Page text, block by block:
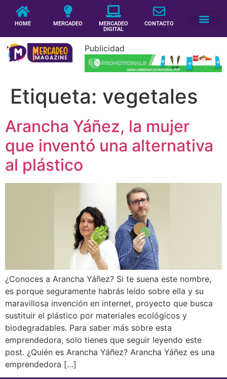
HOME MERCADEO
MERCADEO
DIGITAL
CONTACTO
Publicidad
Etiqueta: vegetales
Arancha Yáñez, la mujer
que inventó una alternativa
al plástico
¿Conoces a Arancha Yáñez? Si te suena este nombre,
es porque seguramente habrás leído sobre ella y su
maravillosa invención en internet, proyecto que busca
sustituir el plástico por materiales ecológicos y
biodegradables. Para saber más sobre esta
emprendedora, solo tienes que seguir leyendo este
post. ¿Quién es Arancha Yáñez? Arancha Yáñez es una
emprendedora […]